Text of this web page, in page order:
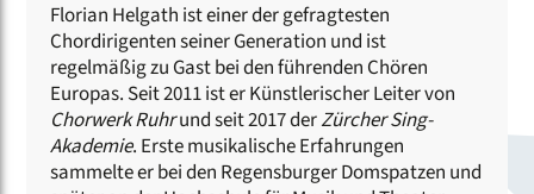
Florian Helgath ist einer der gefragtesten
Chordirigenten seiner Generation und ist
regelmäßig zu Gast bei den führenden Chören
Europas. Seit 2011 ist er Künstlerischer Leiter von
Chorwerk Ruhrund seit 2017 derZürcher Sing-
Akademie. Erste musikalische Erfahrungen
sammelte er bei den Regensburger Domspatzen und